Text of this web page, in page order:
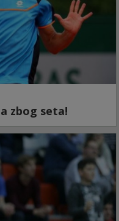
zbog seta!